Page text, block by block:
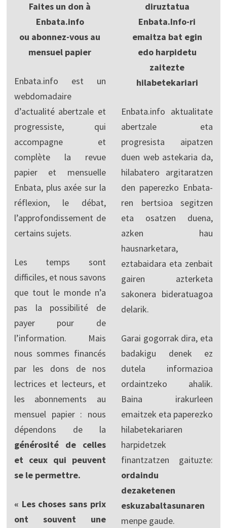
Faites un don à
Enbata.info
ou abonnez-vous au
mensuel papier
Enbata.info est un
webdomadaire
d’actualité abertzale et
progressiste, qui
accompagne et
complète la revue
papier et mensuelle
Enbata, plus axée sur la
réflexion, le débat,
l’approfondissement de
certains sujets.
Les temps sont
difficiles, et nous savons
que tout le monde n’a
pas la possibilité de
payer pour de
l’information. Mais
nous sommes financés
par les dons de nos
lectrices et lecteurs, et
les abonnements au
mensuel papier : nous
dépendons de la
générosité de celles
et ceux qui peuvent
se le permettre.
« Les choses sans prix
ont souvent une
diruztatua
Enbata.Info-ri
emaitza bat egin
edo harpidetu
zaitezte
hilabetekariari
Enbata.info aktualitate
abertzale eta
progresista aipatzen
duen web astekaria da,
hilabatero argitaratzen
den paperezko Enbata-
ren bertsioa segitzen
eta osatzen duena,
azken hau
hausnarketara,
eztabaidara eta zenbait
gairen azterketa
sakonera bideratuagoa
delarik.
Garai gogorrak dira, eta
badakigu denek ez
dutela informazioa
ordaintzeko ahalik.
Baina irakurleen
emaitzek eta paperezko
hilabetekariaren
harpidetzek
finantzatzen gaituzte:
ordaindu
dezaketenen
eskuzabaltasunaren
menpe gaude.